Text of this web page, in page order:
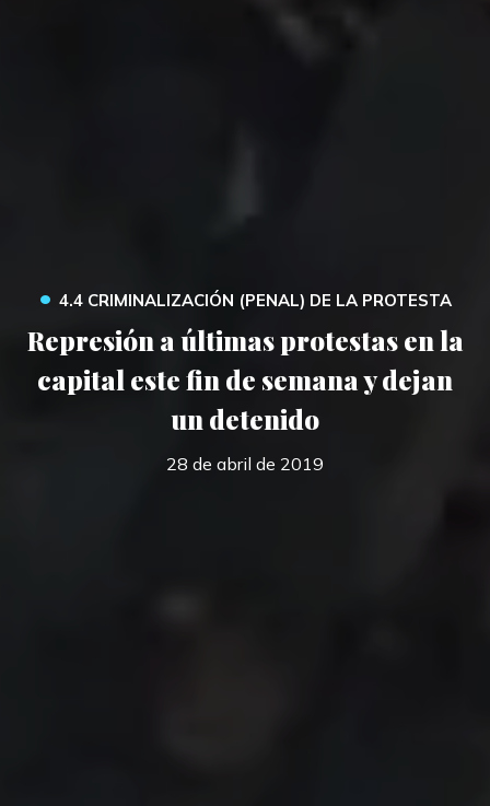
• 4.4 CRIMINALIZACIÓN (PENAL) DE LA PROTESTA
Represión a últimas protestas en la
capital este fin de semana y dejan
un detenido
28 de abril de 2019